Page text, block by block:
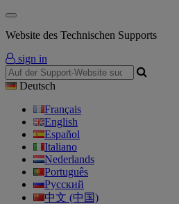
Website des Technischen Supports
sign in
Deutsch
Français
English
Español
Italiano
Nederlands
Português
Русский
中文 (中国)